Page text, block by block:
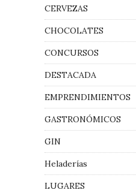
CERVEZAS
CHOCOLATES
CONCURSOS
DESTACADA
EMPRENDIMIENTOS
GASTRONÓMICOS
GIN
Heladerías
LUGARES